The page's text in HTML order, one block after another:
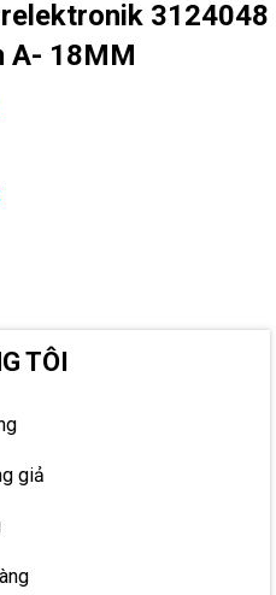
3124048
A- 18MM
TÔI
giả